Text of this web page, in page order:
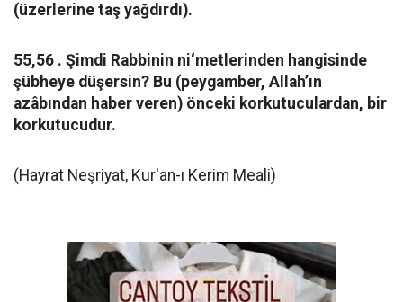
(üzerlerine taş yağdırdı).
55,56 . Şimdi Rabbinin ni‘metlerinden hangisinde
şübheye düşersin? Bu (peygamber, Allah’ın
azâbından haber veren) önceki korkutuculardan, bir
korkutucudur.
(Hayrat Neşriyat, Kur'an-ı Kerim Meali)